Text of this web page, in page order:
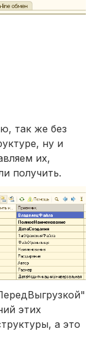
так же без
ну и
их,
получить.
этих
а это